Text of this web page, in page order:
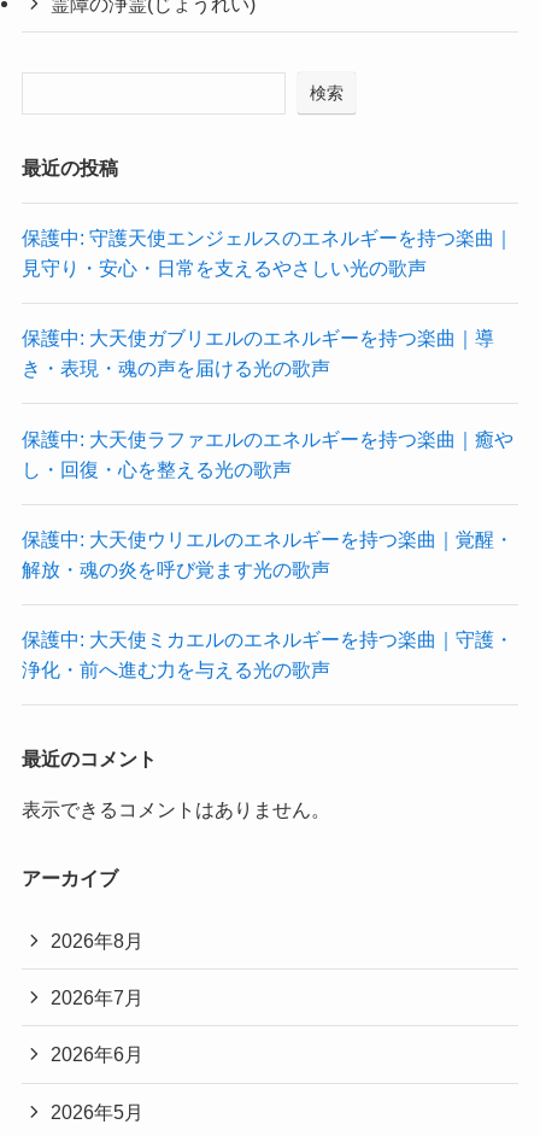
検索
最近の投稿
保護中: 守護天使エンジェルスのエネルギーを持つ楽曲｜
見守り・安心・日常を支えるやさしい光の歌声
保護中: 大天使ガブリエルのエネルギーを持つ楽曲｜導
き・表現・魂の声を届ける光の歌声
保護中: 大天使ラファエルのエネルギーを持つ楽曲｜癒や
し・回復・心を整える光の歌声
保護中: 大天使ウリエルのエネルギーを持つ楽曲｜覚醒・
解放・魂の炎を呼び覚ます光の歌声
保護中: 大天使ミカエルのエネルギーを持つ楽曲｜守護・
浄化・前へ進む力を与える光の歌声
最近のコメント
表示できるコメントはありません。
アーカイブ
2026年8月
2026年7月
2026年6月
2026年5月